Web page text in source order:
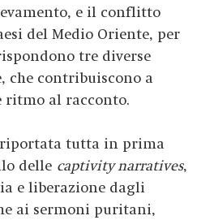
e il conflitto
del Medio Oriente, per
tre diverse
che contribuiscono a
ritmo al racconto.
riportata tutta in prima
delle captivity narratives,
e liberazione dagli
ai sermoni puritani,